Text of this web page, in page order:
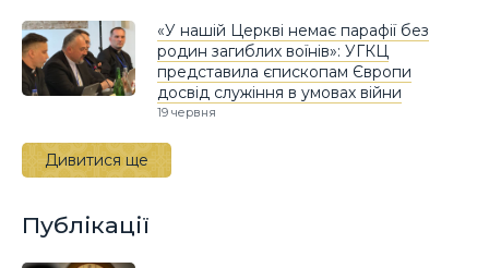
«У нашій Церкві немає парафії без
родин загиблих воїнів»: УГКЦ
представила єпископам Європи
досвід служіння в умовах війни
19 червня
Дивитися ще
Публікації